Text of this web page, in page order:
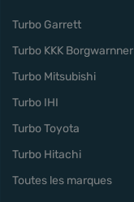
Turbo Garrett
Turbo KKK Borgwarnner
Turbo Mitsubishi
Turbo IHI
Turbo Toyota
Turbo Hitachi
Toutes les marques